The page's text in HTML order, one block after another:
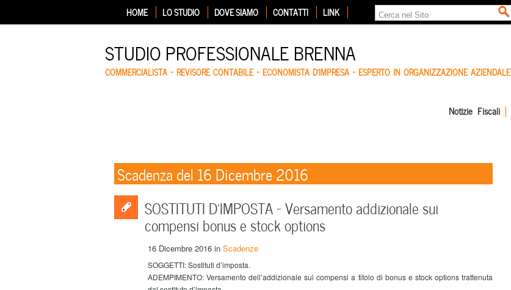
HOME LO STUDIO DOVE SIAMO CONTATTI LINK
STUDIO PROFESSIONALE BRENNA
COMMERCIALISTA – REVISORE CONTABILE – ECONOMISTA D'IMPRESA – ESPERTO IN ORGANIZZAZIONE AZIENDALE
Notizie Fiscali
Scadenza del 16 Dicembre 2016
SOSTITUTI D’IMPOSTA – Versamento addizionale sui
compensi bonus e stock options
16 Dicembre 2016 in Scadenze
SOGGETTI: Sostituti d’imposta.
ADEMPIMENTO: Versamento dell’addizionale sui compensi a titolo di bonus e stock options trattenuta